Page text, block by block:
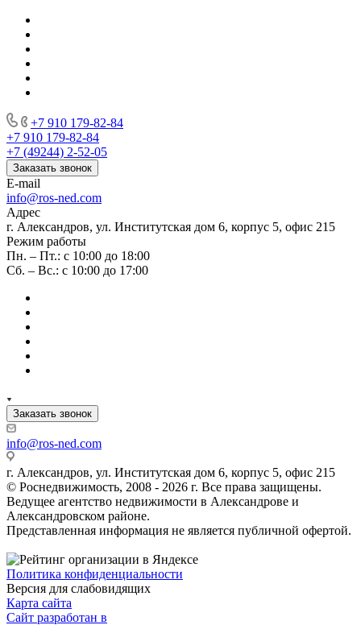
+7 910 179-82-84
+7 910 179-82-84
+7 (49244) 2-52-05
Заказать звонок
E-mail
info@ros-ned.com
Адрес
г. Александров, ул. Институтская дом 6, корпус 5, офис 215
Режим работы
Пн. – Пт.: с 10:00 до 18:00
Сб. – Вс.: с 10:00 до 17:00
Заказать звонок
info@ros-ned.com
г. Александров, ул. Институтская дом 6, корпус 5, офис 215
© Роснедвижимость, 2008 - 2026 г. Все права защищены.
Ведущее агентство недвижимости в Александрове и
Александровском районе.
Представленная информация не является публичной офертой.
Политика конфиденциальности
Версия для слабовидящих
Карта сайта
Сайт разработан в